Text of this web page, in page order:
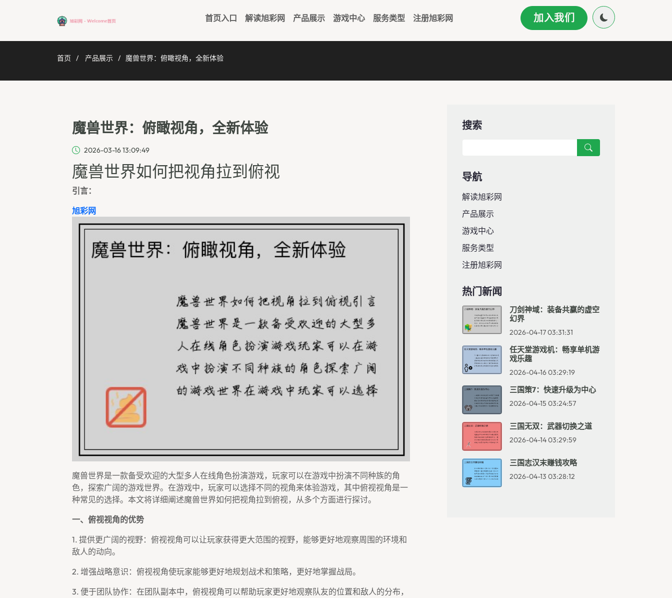
首页入口 解读旭彩网 产品展示 游戏中心 服务类型 注册旭彩网 加入我们
首页 产品展示 魔兽世界：俯瞰视角，全新体验
魔兽世界：俯瞰视角，全新体验
2026-03-16 13:09:49
魔兽世界如何把视角拉到俯视
引言：
旭彩网
魔兽世界是一款备受欢迎的大型多人在线角色扮演游戏，玩家可以在游戏中扮演不同种族的角
色，探索广阔的游戏世界。在游戏中，玩家可以选择不同的视角来体验游戏，其中俯视视角是一
种常见的选择。本文将详细阐述魔兽世界如何把视角拉到俯视，从多个方面进行探讨。
一、俯视视角的优势
1. 提供更广阔的视野：俯视视角可以让玩家获得更大范围的视野，能够更好地观察周围的环境和
敌人的动向。
2. 增强战略意识：俯视视角使玩家能够更好地规划战术和策略，更好地掌握战局。
3. 便于团队协作：在团队副本中，俯视视角可以帮助玩家更好地观察队友的位置和敌人的分布，
搜索
导航
解读旭彩网
产品展示
游戏中心
服务类型
注册旭彩网
热门新闻
刀剑神域：装备共赢的虚空
幻界
2026-04-17 03:31:31
任天堂游戏机：畅享单机游
戏乐趣
2026-04-16 03:29:19
三国策7：快速升级为中心
2026-04-15 03:24:57
三国无双：武器切换之道
2026-04-14 03:29:59
三国志汉末赚钱攻略
2026-04-13 03:28:12